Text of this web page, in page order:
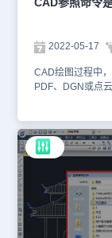
CAD参照命令
2022-05-17
CAD绘图过程中
PDF、DGN或点
巧吧！浩辰CAD
CAD参照命令使
捷键：AT，点击
根据实际需求选
如下图所示： 执
中可以控制指定
括路径类型、插
【确定】按钮。